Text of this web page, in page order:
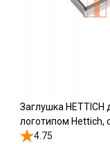
Заглушка HETTICH
логотипом Hettich,
4.75